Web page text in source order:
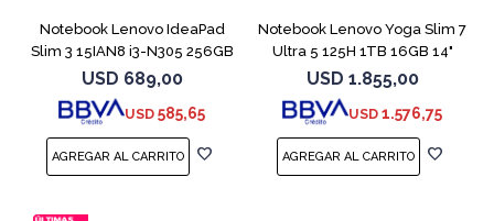
Notebook Lenovo IdeaPad
Slim 3 15IAN8 i3-N305 256GB
8GB 15.6
USD 689,00
USD 585,65
Notebook Lenovo Yoga Slim 7
Ultra 5 125H 1TB 16GB 14"
Gray
USD 1.855,00
USD 1.576,75